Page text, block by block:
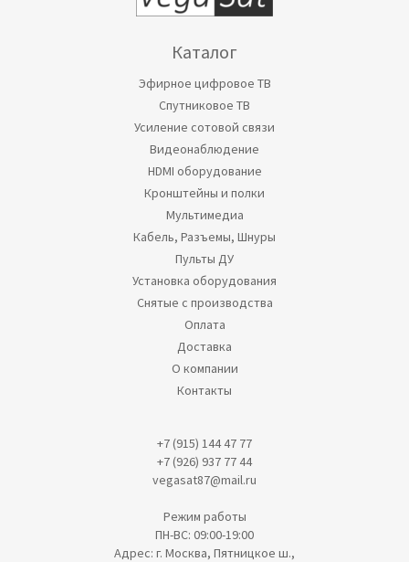
Каталог
Эфирное цифровое ТВ
Спутниковое ТВ
Усиление сотовой связи
Видеонаблюдение
HDMI оборудование
Кронштейны и полки
Мультимедиа
Кабель, Разъемы, Шнуры
Пульты ДУ
Установка оборудования
Снятые с производства
Оплата
Доставка
О компании
Контакты
+7 (915) 144 47 77
+7 (926) 937 77 44
vegasat87@mail.ru
Режим работы
ПН-ВС: 09:00-19:00
Адрес: г. Москва, Пятницкое ш.,